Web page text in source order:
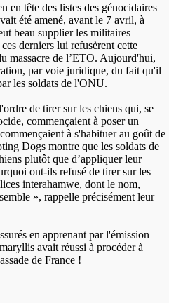
tête des listes des génocidaires
été amené, avant le 7 avril, à
beau supplier les militaires
derniers lui refusèrent cette
massacre de l’ETO. Aujourd'hui,
par voie juridique, du fait qu'il
les soldats de l'ONU.
de tirer sur les chiens qui, se
commençaient à poser un
à s'habituer au goût de
Dogs montre que les soldats de
plutôt que d’appliquer leur
ont-ils refusé de tirer sur les
interahamwe, dont le nom,
», rappelle précisément leur
en apprenant par l'émission
avait réussi à procéder à
de France !